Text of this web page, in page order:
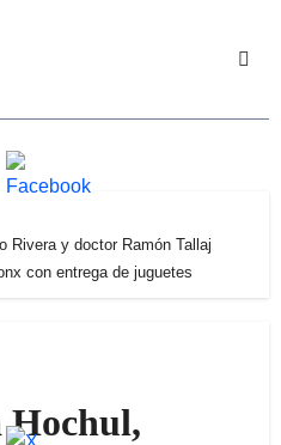
Rivera y doctor Ramón Tallaj
con entrega de juguetes
Hochul,